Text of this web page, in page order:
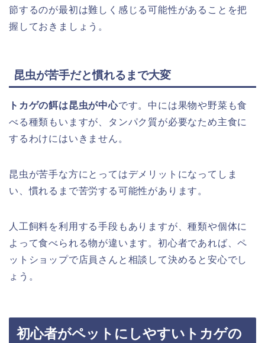
節するのが最初は難しく感じる可能性があることを把
握しておきましょう。
昆虫が苦手だと慣れるまで大変
トカゲの餌は昆虫が中心です。中には果物や野菜も食
べる種類もいますが、タンパク質が必要なため主食に
するわけにはいきません。
昆虫が苦手な方にとってはデメリットになってしま
い、慣れるまで苦労する可能性があります。
人工飼料を利用する手段もありますが、種類や個体に
よって食べられる物が違います。初心者であれば、ペ
ットショップで店員さんと相談して決めると安心でし
ょう。
初心者がペットにしやすいトカゲの